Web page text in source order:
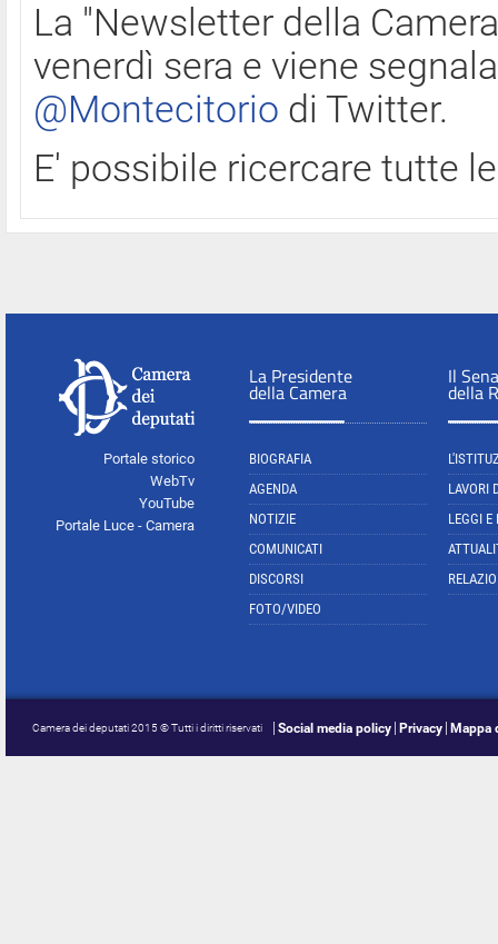
La "Newsletter della
venerdì sera e viene
@Montecitorio di Twitter.
E' possibile ricercare tutte
Portale storico
WebTv
YouTube
Portale Luce - Camera
La Presidente
della Camera
BIOGRAFIA
AGENDA
NOTIZIE
COMUNICATI
DISCORSI
FOTO/VIDEO
Il
della
LAVORI
LEGGI E
Camera dei deputati 2015 © Tutti i diritti riservati Social media policy Privacy Mappa